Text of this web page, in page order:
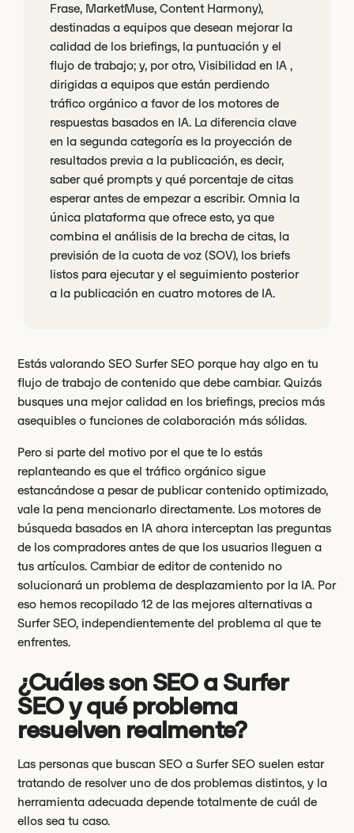
Frase, MarketMuse, Content Harmony),
destinadas a equipos que desean mejorar la
calidad de los briefings, la puntuación y el
flujo de trabajo; y, por otro, Visibilidad en IA ,
dirigidas a equipos que están perdiendo
tráfico orgánico a favor de los motores de
respuestas basados en IA. La diferencia clave
en la segunda categoría es la proyección de
resultados previa a la publicación, es decir,
saber qué prompts y qué porcentaje de citas
esperar antes de empezar a escribir. Omnia la
única plataforma que ofrece esto, ya que
combina el análisis de la brecha de citas, la
previsión de la cuota de voz (SOV), los briefs
listos para ejecutar y el seguimiento posterior
a la publicación en cuatro motores de IA.
Estás valorando SEO Surfer SEO porque hay algo en tu
flujo de trabajo de contenido que debe cambiar. Quizás
busques una mejor calidad en los briefings, precios más
asequibles o funciones de colaboración más sólidas.
Pero si parte del motivo por el que te lo estás
replanteando es que el tráfico orgánico sigue
estancándose a pesar de publicar contenido optimizado,
vale la pena mencionarlo directamente. Los motores de
búsqueda basados en IA ahora interceptan las preguntas
de los compradores antes de que los usuarios lleguen a
tus artículos. Cambiar de editor de contenido no
solucionará un problema de desplazamiento por la IA. Por
eso hemos recopilado 12 de las mejores alternativas a
Surfer SEO, independientemente del problema al que te
enfrentes.
¿Cuáles son SEO a Surfer
SEO y qué problema
resuelven realmente?
Las personas que buscan SEO a Surfer SEO suelen estar
tratando de resolver uno de dos problemas distintos, y la
herramienta adecuada depende totalmente de cuál de
ellos sea tu caso.